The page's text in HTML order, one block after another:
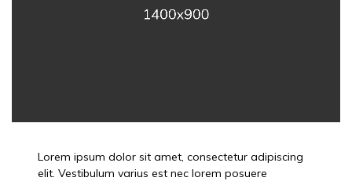
Lorem ipsum dolor sit amet, consectetur adipiscing
elit. Vestibulum varius est nec lorem posuere